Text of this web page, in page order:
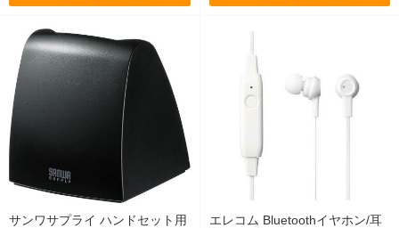
サンワサプライ ハンドセット用
エレコム Bluetoothイヤホン/耳